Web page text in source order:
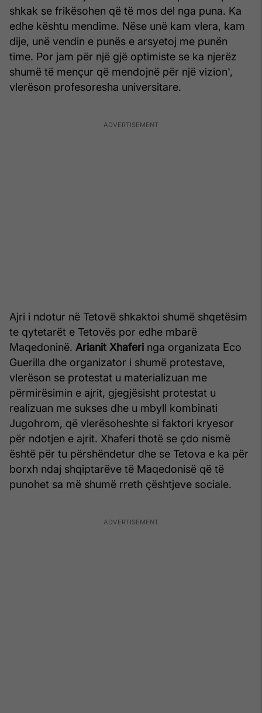
shkak se frikësohen që të mos del nga puna. Ka
edhe kështu mendime. Nëse unë kam vlera, kam
dije, unë vendin e punës e arsyetoj me punën
time. Por jam për një gjë optimiste se ka njerëz
shumë të mençur që mendojnë për një vizion',
vlerëson profesoresha universitare.
Ajri i ndotur në Tetovë shkaktoi shumë shqetësim
te qytetarët e Tetovës por edhe mbarë
Maqedoninë. Arianit Xhaferi nga organizata Eco
Guerilla dhe organizator i shumë protestave,
vlerëson se protestat u materializuan me
përmirësimin e ajrit, gjegjësisht protestat u
realizuan me sukses dhe u mbyll kombinati
Jugohrom, që vlerësoheshte si faktori kryesor
për ndotjen e ajrit. Xhaferi thotë se çdo nismë
është për tu përshëndetur dhe se Tetova e ka për
borxh ndaj shqiptarëve të Maqedonisë që të
punohet sa më shumë rreth çështjeve sociale.